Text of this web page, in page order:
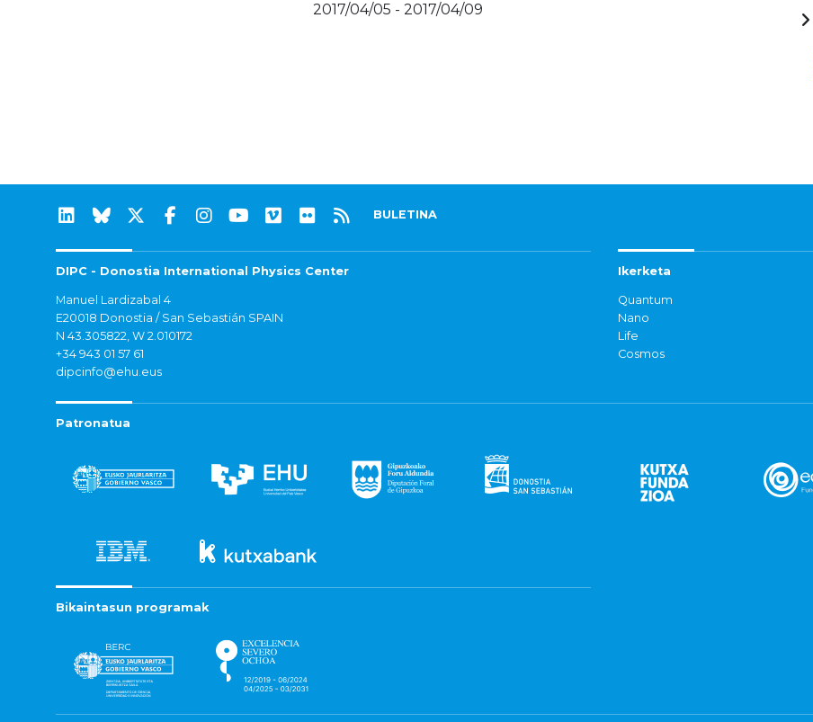
2017/04/05 - 2017/04/09
BULETINA
DIPC - Donostia International Physics Center
Manuel Lardizabal 4
E20018 Donostia / San Sebastián SPAIN
N 43.305822, W 2.010172
+34 943 01 57 61
dipcinfo@ehu.eus
Ikerketa
Quantum
Nano
Life
Cosmos
Patronatua
Bikaintasun programak